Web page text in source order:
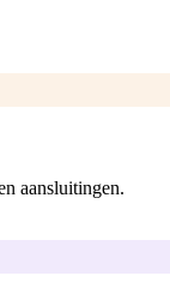
aansluitingen.